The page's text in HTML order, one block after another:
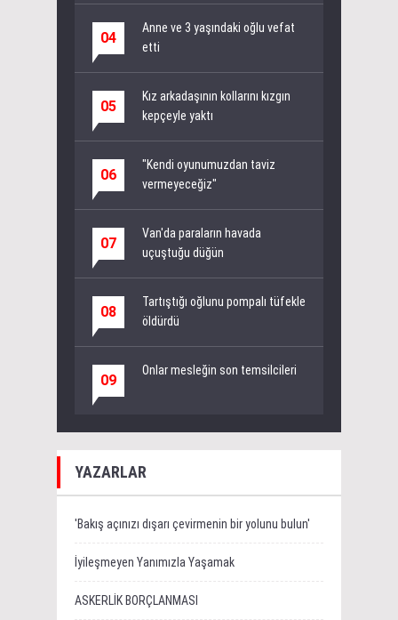
04
Anne ve 3 yaşındaki oğlu vefat
etti
05
Kız arkadaşının kollarını kızgın
kepçeyle yaktı
06
"Kendi oyunumuzdan taviz
vermeyeceğiz"
07
Van'da paraların havada
uçuştuğu düğün
08
Tartıştığı oğlunu pompalı tüfekle
öldürdü
09
Onlar mesleğin son temsilcileri
YAZARLAR
'Bakış açınızı dışarı çevirmenin bir yolunu bulun'
İyileşmeyen Yanımızla Yaşamak
ASKERLİK BORÇLANMASI